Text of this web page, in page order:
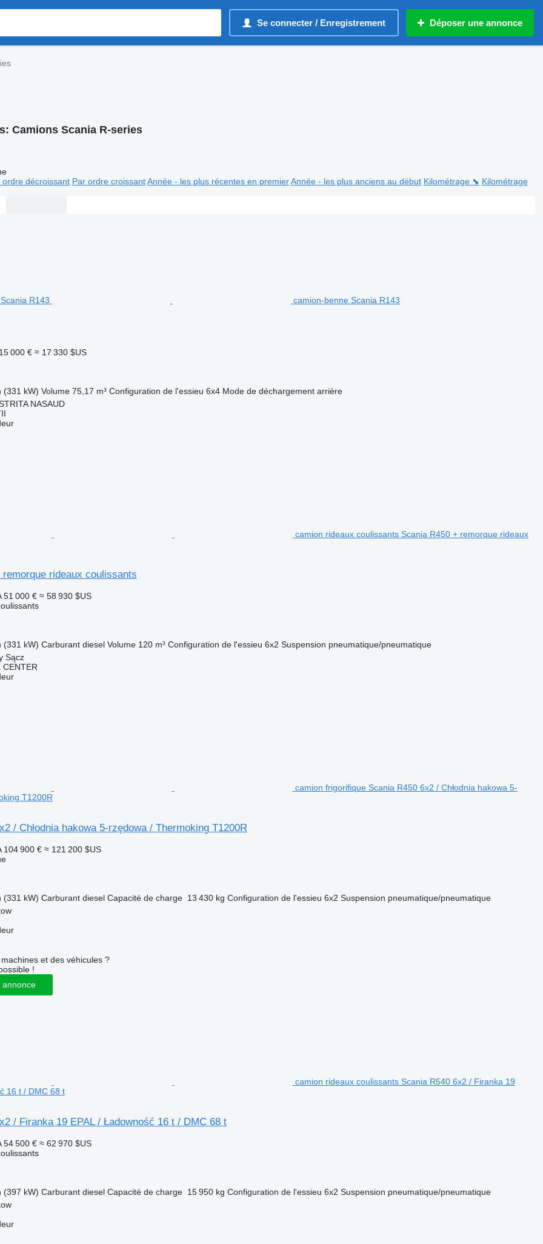
Se connecter / Enregistrement Déposer une annonce
Camions Scania R-series
ordre décroissant Par ordre croissant Année - les plus récentes en premier Année - les plus anciens au début Kilométrage ⬊ Kilométrage
camion-benne Scania R143
15 000 € ≈ 17 330 $US
(331 kW) Volume 75,17 m³ Configuration de l'essieu 6x4 Mode de déchargement arrière
NASAUD
camion rideaux coulissants Scania R450 + remorque rideaux
remorque rideaux coulissants
51 000 € ≈ 58 930 $US
(331 kW) Carburant diesel Volume 120 m³ Configuration de l'essieu 6x2 Suspension pneumatique/pneumatique
Sącz
CENTER
camion frigorifique Scania R450 6x2 / Chłodnia hakowa 5-
T1200R
/ Chłodnia hakowa 5-rzędowa / Thermoking T1200R
104 900 € ≈ 121 200 $US
(331 kW) Carburant diesel Capacité de charge 13 430 kg Configuration de l'essieu 6x2 Suspension pneumatique/pneumatique
et des véhicules ?
!
annonce
camion rideaux coulissants Scania R540 6x2 / Firanka 19
16 t / DMC 68 t
/ Firanka 19 EPAL / Ładowność 16 t / DMC 68 t
54 500 € ≈ 62 970 $US
(397 kW) Carburant diesel Capacité de charge 15 950 kg Configuration de l'essieu 6x2 Suspension pneumatique/pneumatique